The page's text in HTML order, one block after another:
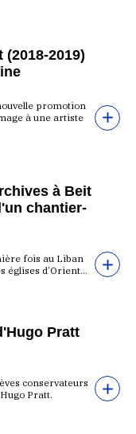
2019)
promotion
à une artiste
à Beit
chantier-
fois au Liban
églises d’Orient…
Pratt
conservateurs
Pratt.